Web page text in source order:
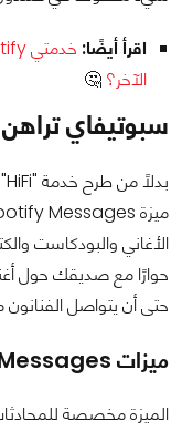
اقرأ أيضًا:
الآخر؟ 🤔
سبوتيفاي
بدلًا من طرح خدمة "HiFi" التي طال انتظارها،
الأغاني والبودكاست
حوارًا مع صديقك حول
حتى أن يتواصل
ميزات Spotify Messages
الميزة مخصصة